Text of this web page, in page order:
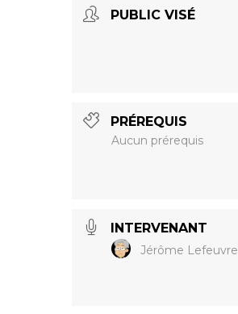
PUBLIC VISÉ
PRÉREQUIS
Aucun prérequis
INTERVENANT
Jérôme Lefeuvre